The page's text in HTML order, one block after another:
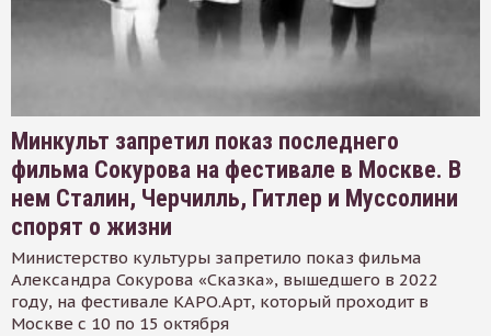
Минкульт запретил показ последнего
фильма Сокурова на фестивале в Москве. В
нем Сталин, Черчилль, Гитлер и Муссолини
спорят о жизни
Министерство культуры запретило показ фильма
Александра Сокурова «Сказка», вышедшего в 2022
году, на фестивале КАРО.Арт, который проходит в
Москве с 10 по 15 октября